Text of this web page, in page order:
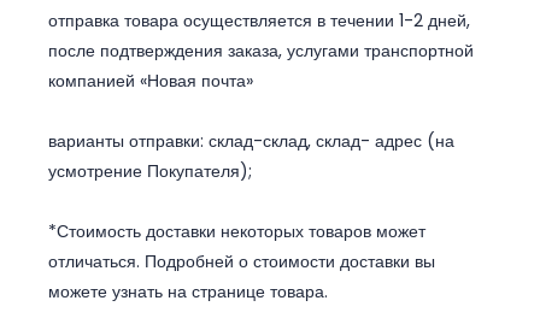
отправка товара осуществляется в течении 1-2 дней,
после подтверждения заказа, услугами транспортной
компанией «Новая почта»
варианты отправки: склад-склад, склад- адрес (на
усмотрение Покупателя);
*Стоимость доставки некоторых товаров может
отличаться. Подробней о стоимости доставки вы
можете узнать на странице товара.